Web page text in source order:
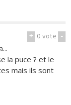
+ 0vote -
la puce ? et le
mais ils sont